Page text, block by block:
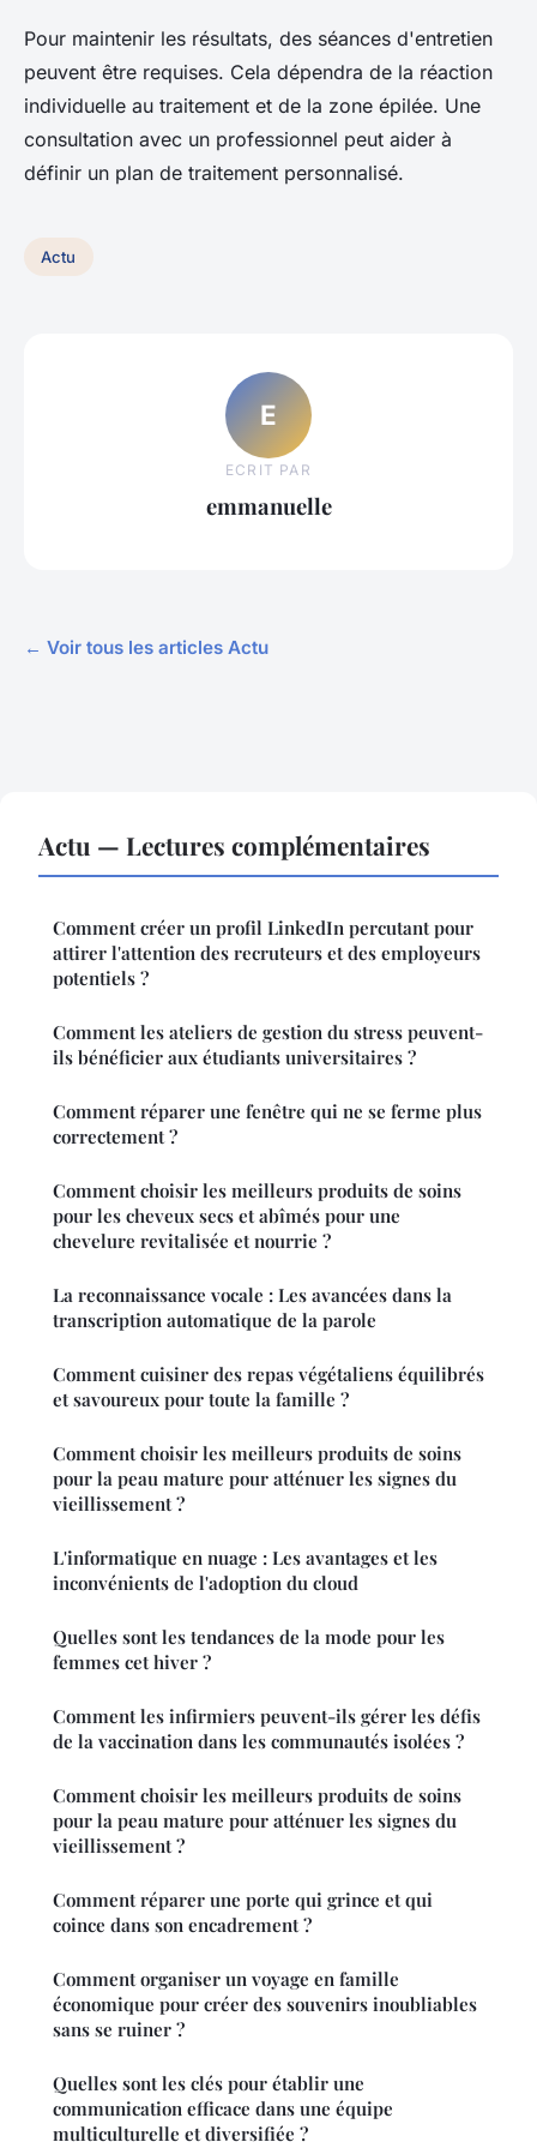
Pour maintenir les résultats, des séances d'entretien
peuvent être requises. Cela dépendra de la réaction
individuelle au traitement et de la zone épilée. Une
consultation avec un professionnel peut aider à
définir un plan de traitement personnalisé.
Actu
E
ECRIT PAR
emmanuelle
← Voir tous les articles Actu
Actu — Lectures complémentaires
Comment créer un profil LinkedIn percutant pour
attirer l'attention des recruteurs et des employeurs
potentiels ?
Comment les ateliers de gestion du stress peuvent-
ils bénéficier aux étudiants universitaires ?
Comment réparer une fenêtre qui ne se ferme plus
correctement ?
Comment choisir les meilleurs produits de soins
pour les cheveux secs et abîmés pour une
chevelure revitalisée et nourrie ?
La reconnaissance vocale : Les avancées dans la
transcription automatique de la parole
Comment cuisiner des repas végétaliens équilibrés
et savoureux pour toute la famille ?
Comment choisir les meilleurs produits de soins
pour la peau mature pour atténuer les signes du
vieillissement ?
L'informatique en nuage : Les avantages et les
inconvénients de l'adoption du cloud
Quelles sont les tendances de la mode pour les
femmes cet hiver ?
Comment les infirmiers peuvent-ils gérer les défis
de la vaccination dans les communautés isolées ?
Comment choisir les meilleurs produits de soins
pour la peau mature pour atténuer les signes du
vieillissement ?
Comment réparer une porte qui grince et qui
coince dans son encadrement ?
Comment organiser un voyage en famille
économique pour créer des souvenirs inoubliables
sans se ruiner ?
Quelles sont les clés pour établir une
communication efficace dans une équipe
multiculturelle et diversifiée ?